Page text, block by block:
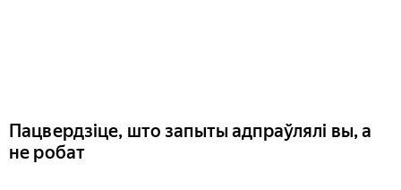
Пацвердзіце, што запыты адпраўлялі вы, а
не робат